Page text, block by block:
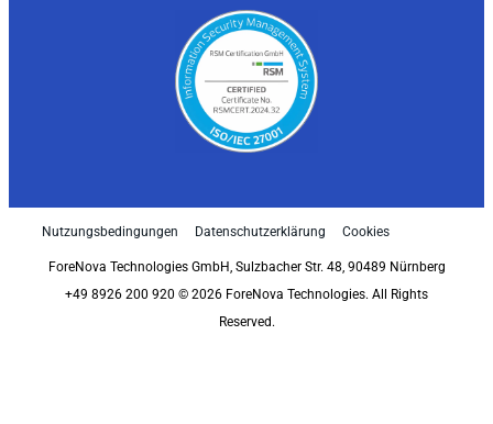
Nutzungsbedingungen Datenschutzerklärung Cookies
ForeNova Technologies GmbH, Sulzbacher Str. 48, 90489 Nürnberg
+49 8926 200 920 © 2026 ForeNova Technologies. All Rights
Reserved.